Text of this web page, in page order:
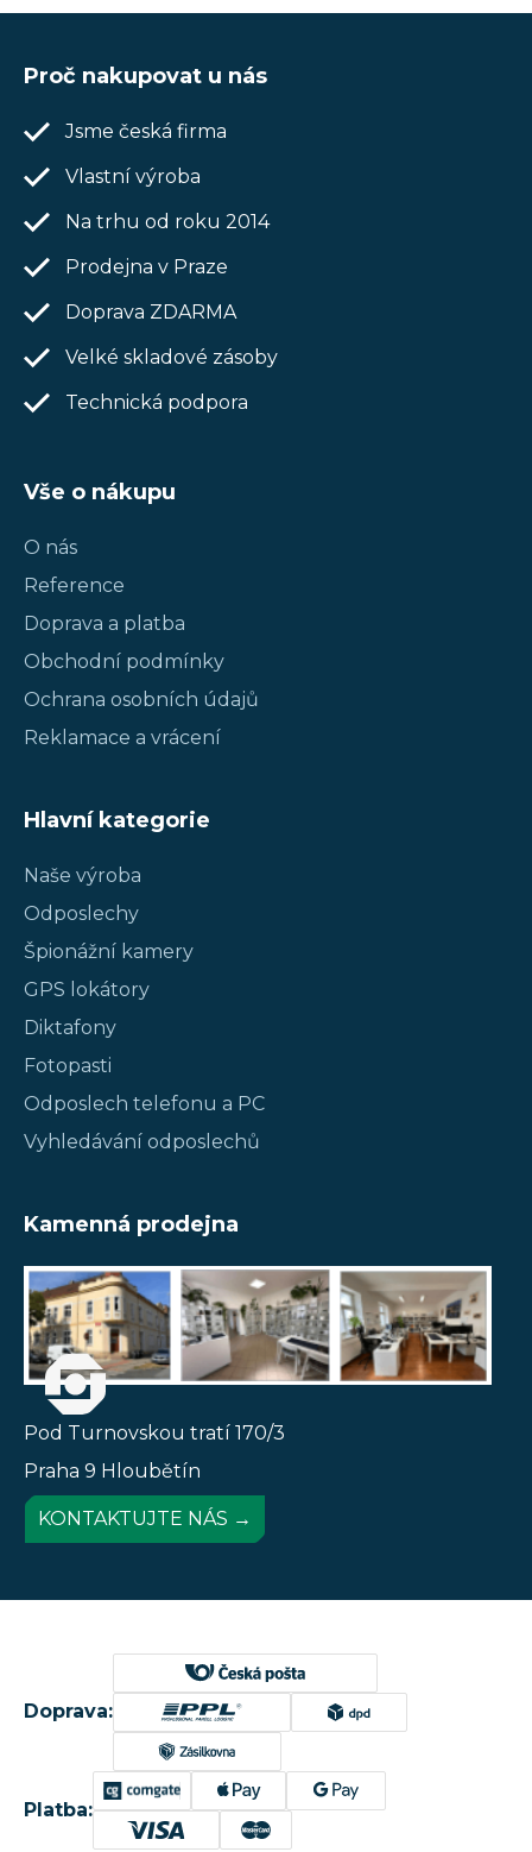
Proč nakupovat u nás
Jsme česká firma
Vlastní výroba
Na trhu od roku 2014
Prodejna v Praze
Doprava ZDARMA
Velké skladové zásoby
Technická podpora
Vše o nákupu
O nás
Reference
Doprava a platba
Obchodní podmínky
Ochrana osobních údajů
Reklamace a vrácení
Hlavní kategorie
Naše výroba
Odposlechy
Špionážní kamery
GPS lokátory
Diktafony
Fotopasti
Odposlech telefonu a PC
Vyhledávání odposlechů
Kamenná prodejna
Pod Turnovskou tratí 170/3
Praha 9 Hloubětín
KONTAKTUJTE NÁS →
Doprava:
Platba: